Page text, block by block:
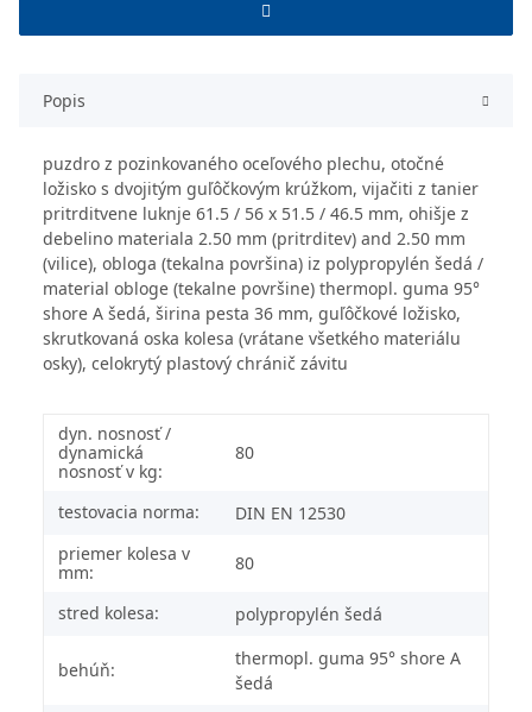
Popis
puzdro z pozinkovaného oceľového plechu, otočné
ložisko s dvojitým guľôčkovým krúžkom, vijačiti z tanier
pritrditvene luknje 61.5 / 56 x 51.5 / 46.5 mm, ohišje z
debelino materiala 2.50 mm (pritrditev) and 2.50 mm
(vilice), obloga (tekalna površina) iz polypropylén šedá /
material obloge (tekalne površine) thermopl. guma 95°
shore A šedá, širina pesta 36 mm, guľôčkové ložisko,
skrutkovaná oska kolesa (vrátane všetkého materiálu
osky), celokrytý plastový chránič závitu
dyn. nosnosť /
dynamická
nosnosť v kg:
80
testovacia norma:
DIN EN 12530
priemer kolesa v
mm:
80
stred kolesa: polypropylén šedá
behúň:
thermopl. guma 95° shore A
šedá